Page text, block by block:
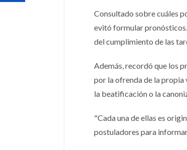
Consultado sobre cuáles
evitó formular
del cumplimiento de las
Además, recordó que los
por la ofrenda de la
la beatificación o la
"Cada una de ellas es
postuladores para